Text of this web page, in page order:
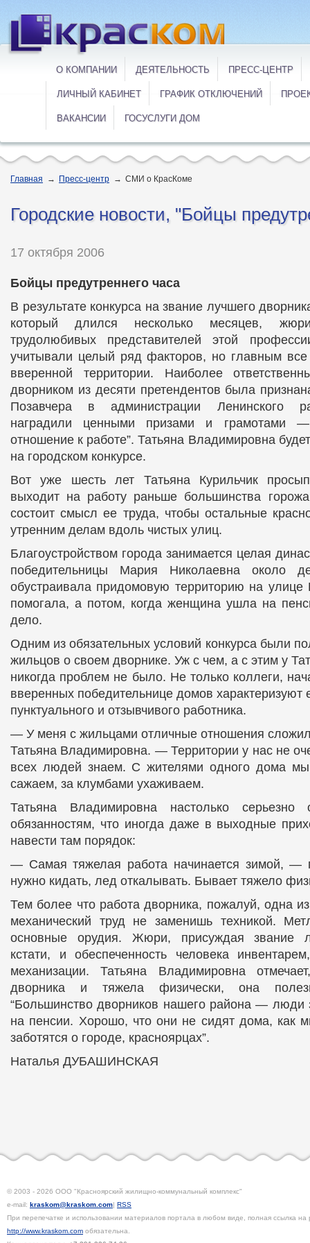
О КОМПАНИИ ДЕЯТЕЛЬНОСТЬ ПРЕСС-ЦЕНТР
ЛИЧНЫЙ КАБИНЕТ ГРАФИК ОТКЛЮЧЕНИЙ
ВАКАНСИИ ГОСУСЛУГИ ДОМ
Главная → Пресс-центр → СМИ о КрасКоме
Городские новости, "Бойцы
17 октября 2006
Бойцы предутреннего часа
В результате конкурса на звание лучшего
который длился несколько месяцев,
трудолюбивых представителей этой
учитывали целый ряд факторов, но главным
вверенной территории. Наиболее
дворником из десяти претендентов была
Позавчера в администрации Ленинского
наградили ценными призами и грамотами —
отношение к работе”. Татьяна Владимировна
на городском конкурсе.
Вот уже шесть лет Татьяна Курильчик
выходит на работу раньше большинства
состоит смысл ее труда, чтобы остальные
утренним делам вдоль чистых улиц.
Благоустройством города занимается целая
победительницы Мария Николаевна около
обустраивала придомовую территорию на улице
помогала, а потом, когда женщина ушла на
дело.
Одним из обязательных условий конкурса были
жильцов о своем дворнике. Уж с чем, а с этим у
никогда проблем не было. Не только коллеги,
вверенных победительнице домов характеризуют
пунктуального и отзывчивого работника.
— У меня с жильцами отличные отношения
Татьяна Владимировна. — Территории у нас не
всех людей знаем. С жителями одного дома
сажаем, за клумбами ухаживаем.
Татьяна Владимировна настолько серьезно
обязанностям, что иногда даже в выходные
навести там порядок:
— Самая тяжелая работа начинается зимой, —
нужно кидать, лед откалывать. Бывает тяжело
Тем более что работа дворника, пожалуй, одна
механический труд не заменишь техникой.
основные орудия. Жюри, присуждая звание
кстати, и обеспеченность человека
механизации. Татьяна Владимировна
дворника и тяжела физически, она
“Большинство дворников нашего района — люди
на пенсии. Хорошо, что они не сидят дома, как
заботятся о городе, красноярцах”.
Наталья ДУБАШИНСКАЯ
© 2003 - 2026 ООО "Красноярский жилищно-коммунальный комплекс"
e-mail: kraskom@kraskom.com| RSS
При перепечатке и использовании материалов портала в любом виде, полная ссылка на
http://www.kraskom.com обязательна.